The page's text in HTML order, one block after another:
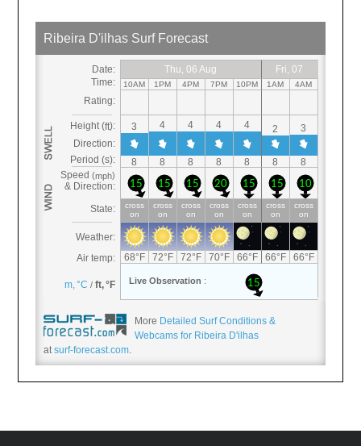
More Detailed Surf Conditions &
Webcams for Ribeira D'ilhas
atsurf-forecast.com.